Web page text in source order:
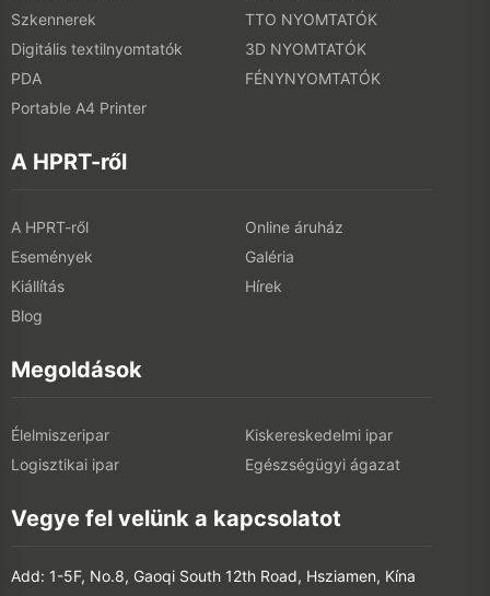
Szkennerek
TTO NYOMTATÓK
Digitális textilnyomtatók
3D NYOMTATÓK
PDA
FÉNYNYOMTATÓK
Portable A4 Printer
A HPRT-ről
A HPRT-ről
Online áruház
Események
Galéria
Kiállítás
Hírek
Blog
Megoldások
Élelmiszeripar
Kiskereskedelmi ipar
Logisztikai ipar
Egészségügyi ágazat
Vegye fel velünk a kapcsolatot
Add: 1-5F, No.8, Gaoqi South 12th Road, Hsziamen, Kína